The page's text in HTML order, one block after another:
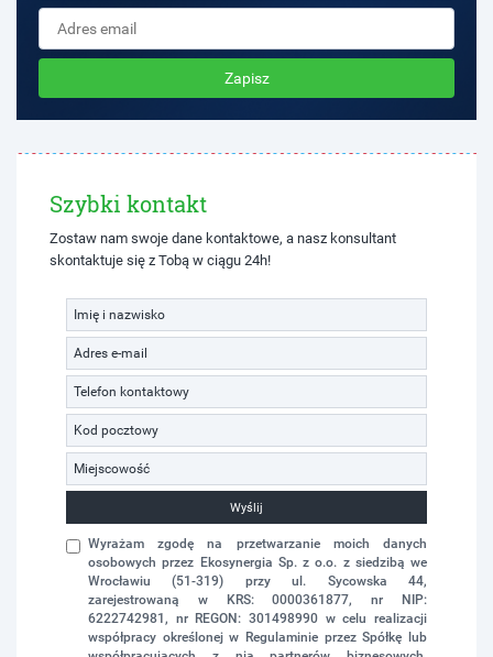
Zapisz
Szybki kontakt
Zostaw nam swoje dane kontaktowe, a nasz konsultant
skontaktuje się z Tobą w ciągu 24h!
Wyślij
Wyrażam zgodę na przetwarzanie moich danych
osobowych przez Ekosynergia Sp. z o.o. z siedzibą we
Wrocławiu (51-319) przy ul. Sycowska 44,
zarejestrowaną w KRS: 0000361877, nr NIP:
6222742981, nr REGON: 301498990 w celu realizacji
współpracy określonej w Regulaminie przez Spółkę lub